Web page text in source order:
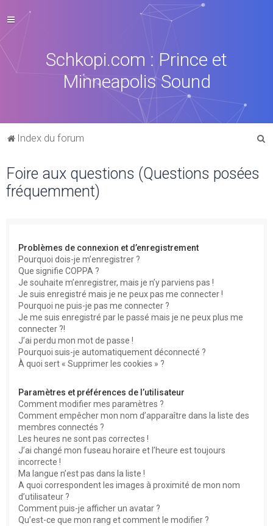
Schkopi.com : Prince et
Minneapolis Sound
Index du forum
Foire aux questions (Questions posées
fréquemment)
Problèmes de connexion et d’enregistrement
Pourquoi dois-je m’enregistrer ?
Que signifie COPPA ?
Je souhaite m’enregistrer, mais je n’y parviens pas !
Je suis enregistré mais je ne peux pas me connecter !
Pourquoi ne puis-je pas me connecter ?
Je me suis enregistré par le passé mais je ne peux plus me
connecter ?!
J’ai perdu mon mot de passe !
Pourquoi suis-je automatiquement déconnecté ?
À quoi sert « Supprimer les cookies » ?
Paramètres et préférences de l’utilisateur
Comment modifier mes paramètres ?
Comment empêcher mon nom d’apparaître dans la liste des
membres connectés ?
Les heures ne sont pas correctes !
J’ai changé mon fuseau horaire et l’heure est toujours
incorrecte !
Ma langue n’est pas dans la liste !
A quoi correspondent les images à proximité de mon nom
d’utilisateur ?
Comment puis-je afficher un avatar ?
Qu’est-ce que mon rang et comment le modifier ?